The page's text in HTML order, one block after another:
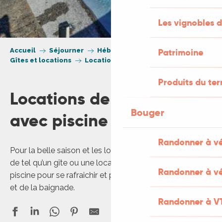
Les vignobles
Patrimoine
Produits du
Bouger
Randonner à
Randonner à
Randonner à
Accueil Séjourner
Hébergement
Gîtes et locations
Locations de vacances avec piscine
Locations de vacances
avec piscine
Pour la belle saison et les longues journées d’été, rien
de tel qu’un gîte ou une location de vacances avec
piscine pour se rafraichir et profiter des plaisirs de l’eau
et de la baignade.